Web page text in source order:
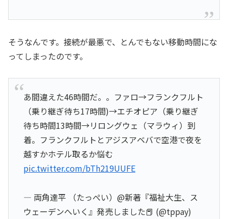
そうなんです。接続が最悪で、とんでもない移動時間にな
ってしまったのです。
あ間違えた46時間だ。。ファロ→フランクフルト
（乗り継ぎ待ち17時間)→エチオピア（乗り継ぎ
待ち時間13時間→リロングウェ（マラウィ）到
着。フランクフルトとアジスアベバで空港で夜を
越すかホテル取るか悩む
pic.twitter.com/bTh219UUFE
— 両角達平 （たっぺい）@新著『福祉大生、ス
ウェーデンへいく』発売しました📕 (@tppay)